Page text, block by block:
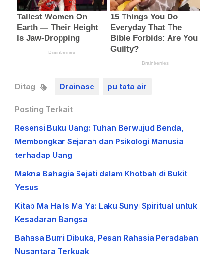
Ditag Drainase pu tata air
Posting Terkait
Resensi Buku Uang: Tuhan Berwujud Benda,
Membongkar Sejarah dan Psikologi Manusia
terhadap Uang
Makna Bahagia Sejati dalam Khotbah di Bukit
Yesus
Kitab Ma Ha Is Ma Ya: Laku Sunyi Spiritual untuk
Kesadaran Bangsa
Bahasa Bumi Dibuka, Pesan Rahasia Peradaban
Nusantara Terkuak